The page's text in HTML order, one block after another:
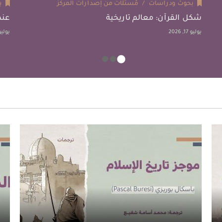
بحوث ودراسات مُستلّات من إصدارات المركز
شكل القرآن: معالم تاريخية
يوليو 17, 2026 يوليو 4,